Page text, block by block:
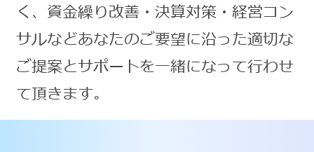
く、資金繰り改善・決算対策・経営コン
サルなどあなたのご要望に沿った適切な
ご提案とサポートを一緒になって行わせ
て頂きます。